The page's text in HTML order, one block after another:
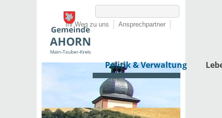
Ihr Weg zu uns Ansprechpartner
Politik & Verwaltung